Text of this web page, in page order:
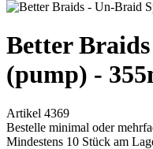
Better
(pump) -
Artikel 4369
Bestelle minimal oder
Mindestens 10 Stück am